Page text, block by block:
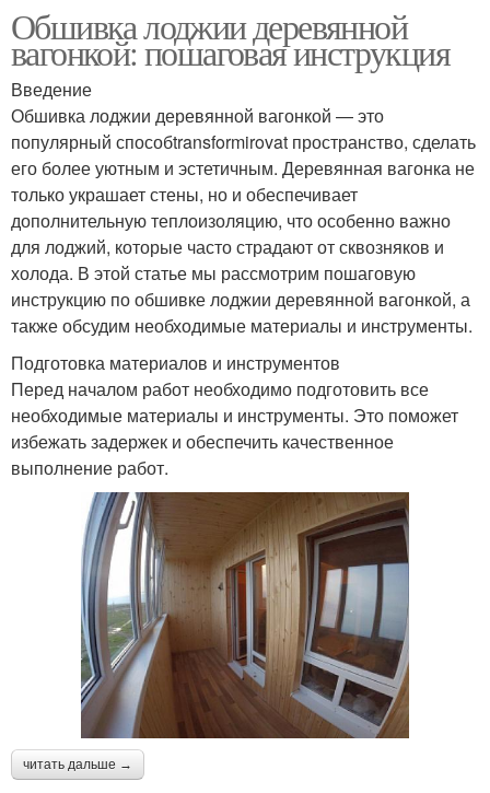
Обшивка лоджии деревянной
вагонкой: пошаговая инструкция
Введение
Обшивка лоджии деревянной вагонкой — это
популярный способtransformirovat пространство, сделать
его более уютным и эстетичным. Деревянная вагонка не
только украшает стены, но и обеспечивает
дополнительную теплоизоляцию, что особенно важно
для лоджий, которые часто страдают от сквозняков и
холода. В этой статье мы рассмотрим пошаговую
инструкцию по обшивке лоджии деревянной вагонкой, а
также обсудим необходимые материалы и инструменты.
Подготовка материалов и инструментов
Перед началом работ необходимо подготовить все
необходимые материалы и инструменты. Это поможет
избежать задержек и обеспечить качественное
выполнение работ.
читать дальше →